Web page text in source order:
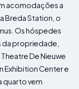
acomodações a
Breda Station, o
Os hóspedes
propriedade,
De Nieuwe
Exhibition Center e
quarto vem